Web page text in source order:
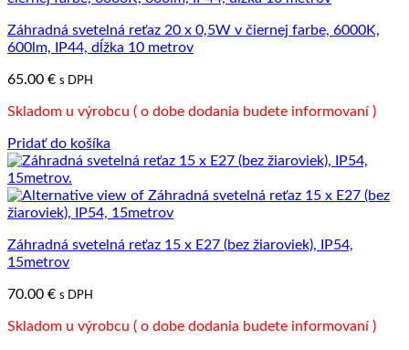
Záhradná svetelná reťaz 20 x 0,5W v čiernej farbe, 6000K,
600lm, IP44, dĺžka 10 metrov
65.00 € s DPH
Skladom u výrobcu ( o dobe dodania budete informovaní )
Pridať do košíka
Záhradná svetelná reťaz 15 x E27 (bez žiaroviek), IP54,
15metrov
70.00 € s DPH
Skladom u výrobcu ( o dobe dodania budete informovaní )